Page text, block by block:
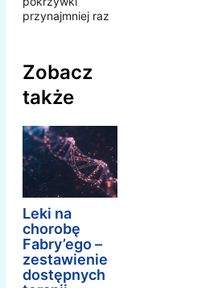
przynajmniej raz
Zobacz
także
Leki na
chorobę
Fabry’ego –
zestawienie
dostępnych